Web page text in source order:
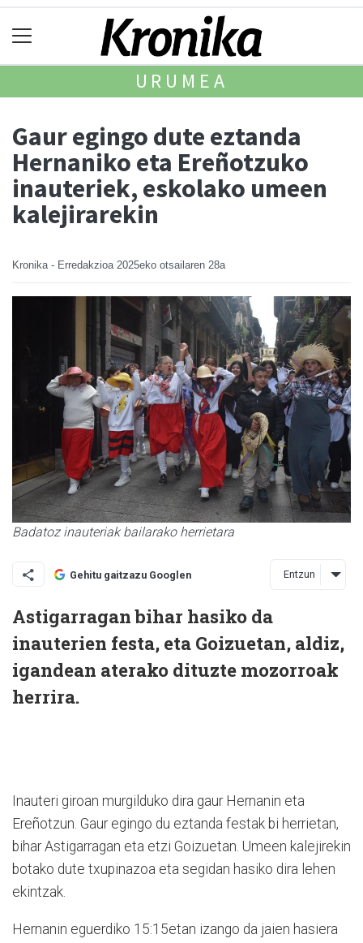
URUMEA
Gaur egingo dute eztanda
Hernaniko eta Ereñotzuko
inauteriek, eskolako umeen
kalejirarekin
Kronika - Erredakzioa 2025eko otsailaren 28a
Badatoz inauteriak bailarako herrietara
Gehitu gaitzazu Googlen Entzun
Astigarragan bihar hasiko da
inauterien festa, eta Goizuetan, aldiz,
igandean aterako dituzte mozorroak
herrira.
Inauteri giroan murgilduko dira gaur Hernanin eta
Ereñotzun. Gaur egingo du eztanda festak bi herrietan,
bihar Astigarragan eta etzi Goizuetan. Umeen kalejirekin
botako dute txupinazoa eta segidan hasiko dira lehen
ekintzak.
Hernanin eguerdiko 15:15etan izango da jaien hasiera